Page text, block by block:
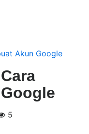
Akun Google
5